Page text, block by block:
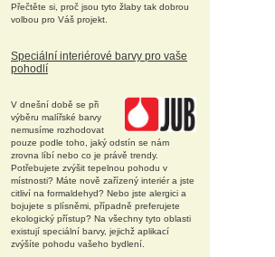
Přečtěte si, proč jsou tyto žlaby tak dobrou
volbou pro Váš projekt.
Speciální interiérové barvy pro vaše
pohodlí
V dnešní době se při
výběru malířské barvy
nemusíme rozhodovat
pouze podle toho, jaký odstín se nám
zrovna líbí nebo co je právě trendy.
Potřebujete zvýšit tepelnou pohodu v
místnosti? Máte nově zařízený interiér a jste
citliví na formaldehyd? Nebo jste alergici a
bojujete s plísněmi, případně preferujete
ekologický přístup? Na všechny tyto oblasti
existují speciální barvy, jejichž aplikací
zvýšíte pohodu vašeho bydlení.